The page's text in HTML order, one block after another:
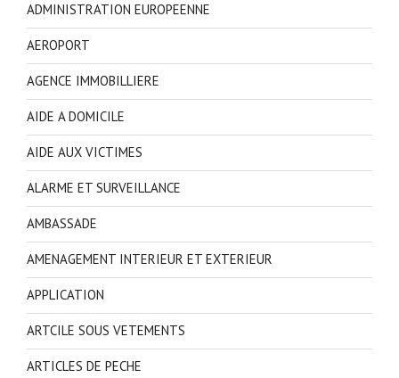
ADMINISTRATION EUROPEENNE
AEROPORT
AGENCE IMMOBILLIERE
AIDE A DOMICILE
AIDE AUX VICTIMES
ALARME ET SURVEILLANCE
AMBASSADE
AMENAGEMENT INTERIEUR ET EXTERIEUR
APPLICATION
ARTCILE SOUS VETEMENTS
ARTICLES DE PECHE